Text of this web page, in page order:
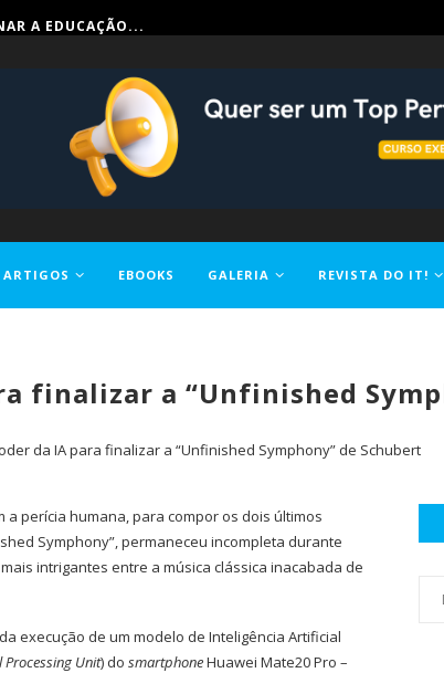
A EDUCAÇÃO...
ARTIGOS EBOOKS GALERIA REVISTA DO IT!
finalizar a “Unfinished
a perícia humana, para compor os dois últimos
Symphony”, permaneceu incompleta durante
intrigantes entre a música clássica inacabada de
execução de um modelo de Inteligência Artificial
Processing Unit) do smartphoneHuawei Mate20 Pro –